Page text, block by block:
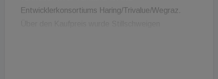
Entwicklerkonsortiums Haring/Trivalue/Wegraz.